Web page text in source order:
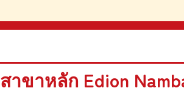
สาขาหลัก Edion